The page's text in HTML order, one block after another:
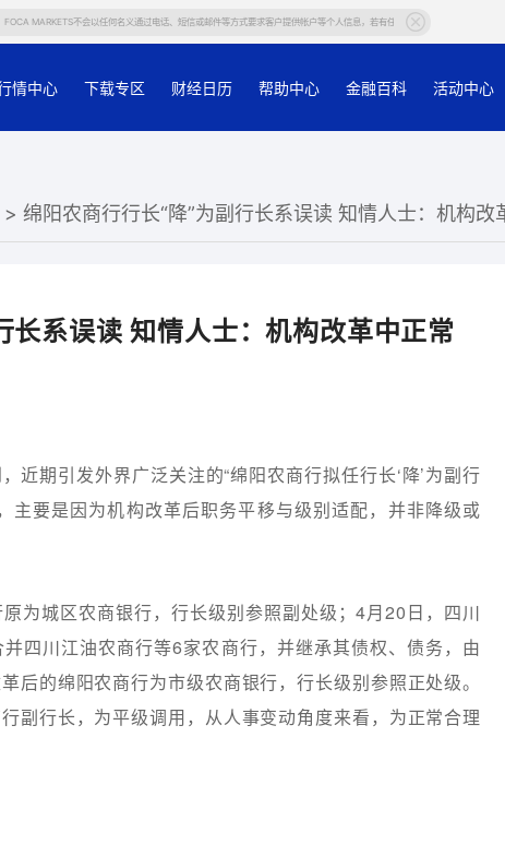
不会以任何名义通过电话、短信或邮件等方式要求客户提供帐户等个人信息，若有任何疑问，请在官网或官方APP内咨询在线
情中心 下载专区 财经日历 帮助中心 金融百科 活动中心
> 绵阳农商行行长“降”为副行长系误读 知情人士：机构改
长系误读 知情人士：机构改革中正常
近期引发外界广泛关注的“绵阳农商行拟任行长‘降’为副行
主要是因为机构改革后职务平移与级别适配，并非降级或
为城区农商银行，行长级别参照副处级；4月20日，四川
四川江油农商行等6家农商行，并继承其债权、债务，由
后的绵阳农商行为市级农商银行，行长级别参照正处级。
副行长，为平级调用，从人事变动角度来看，为正常合理